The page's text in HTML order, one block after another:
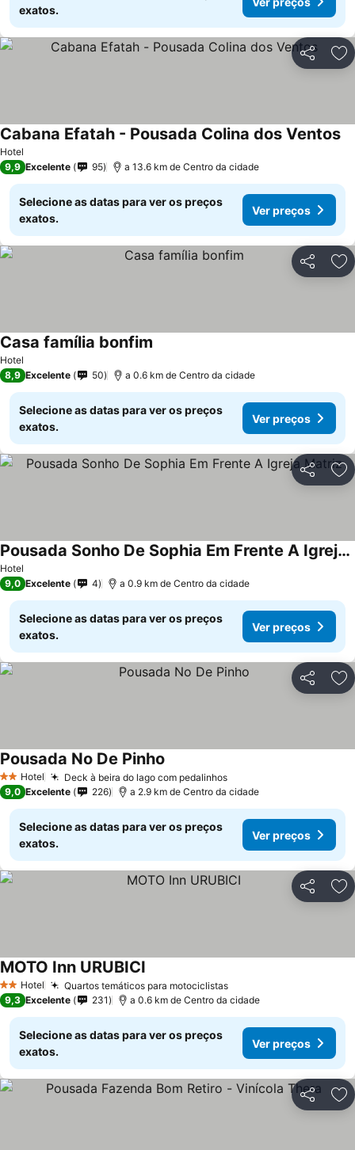
exatos.
Partilhar
Hotel
Cabana Efatah - Pousada Colina dos Ventos
9,9 Excelente 95 a 13.6 km de Centro da cidade
Selecione as datas para ver os preços
exatos.
Ver preços
Partilhar
Hotel
Casa família bonfim
8,9 Excelente 50 a 0.6 km de Centro da cidade
Selecione as datas para ver os preços
exatos.
Ver preços
Partilhar
Hotel
Pousada Sonho De Sophia Em Frente A Igreja Matriz
9,0 Excelente 4 a 0.9 km de Centro da cidade
Selecione as datas para ver os preços
exatos.
Ver preços
Partilhar
2 Estrelas
Hotel Deck à beira do lago com pedalinhos
Pousada No De Pinho
9,0 Excelente 226 a 2.9 km de Centro da cidade
Selecione as datas para ver os preços
exatos.
Ver preços
Partilhar
2 Estrelas
Hotel Quartos temáticos para motociclistas
MOTO Inn URUBICI
9,3 Excelente 231 a 0.6 km de Centro da cidade
Selecione as datas para ver os preços
exatos.
Ver preços
Partilhar